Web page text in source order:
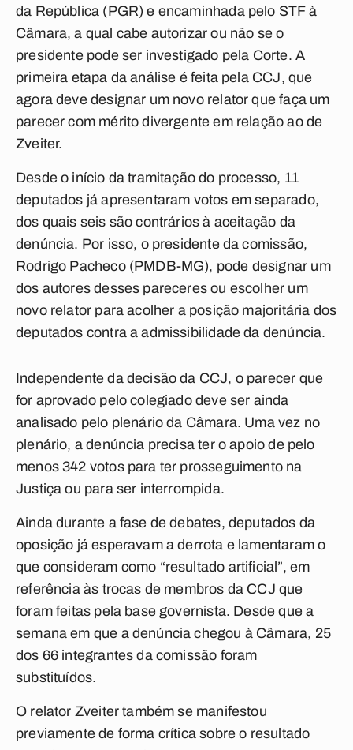
da República (PGR) e encaminhada pelo STF à
Câmara, a qual cabe autorizar ou não se o
presidente pode ser investigado pela Corte. A
primeira etapa da análise é feita pela CCJ, que
agora deve designar um novo relator que faça um
parecer com mérito divergente em relação ao de
Zveiter.
Desde o início da tramitação do processo, 11
deputados já apresentaram votos em separado,
dos quais seis são contrários à aceitação da
denúncia. Por isso, o presidente da comissão,
Rodrigo Pacheco (PMDB-MG), pode designar um
dos autores desses pareceres ou escolher um
novo relator para acolher a posição majoritária dos
deputados contra a admissibilidade da denúncia.
Independente da decisão da CCJ, o parecer que
for aprovado pelo colegiado deve ser ainda
analisado pelo plenário da Câmara. Uma vez no
plenário, a denúncia precisa ter o apoio de pelo
menos 342 votos para ter prosseguimento na
Justiça ou para ser interrompida.
Ainda durante a fase de debates, deputados da
oposição já esperavam a derrota e lamentaram o
que consideram como “resultado artificial”, em
referência às trocas de membros da CCJ que
foram feitas pela base governista. Desde que a
semana em que a denúncia chegou à Câmara, 25
dos 66 integrantes da comissão foram
substituídos.
O relator Zveiter também se manifestou
previamente de forma crítica sobre o resultado